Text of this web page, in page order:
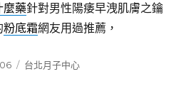
麼藥針對男性陽痿早洩肌膚之鑰
粉底霜網友用過推薦，
分
台北月子中心